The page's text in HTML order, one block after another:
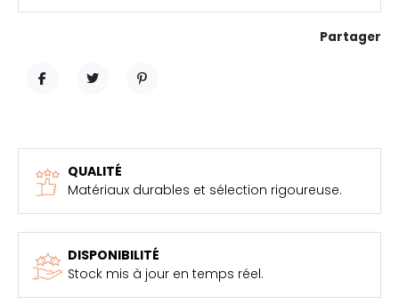
Partager
QUALITÉ
Matériaux durables et sélection rigoureuse.
DISPONIBILITÉ
Stock mis à jour en temps réel.